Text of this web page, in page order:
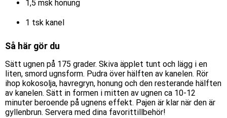
1,5 msk honung
1 tsk kanel
Så här gör du
Sätt ugnen på 175 grader. Skiva äpplet tunt och lägg i en
liten, smord ugnsform. Pudra över hälften av kanelen. Rör
ihop kokosolja, havregryn, honung och den resterande hälften
av kanelen. Sätt in formen i mitten av ugnen ca 10-12
minuter beroende på ugnens effekt. Pajen är klar när den är
gyllenbrun. Servera med dina favorittillbehör!